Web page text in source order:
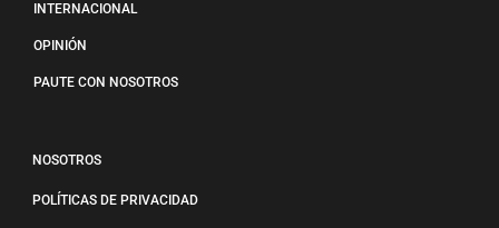
INTERNACIONAL
OPINIÓN
PAUTE CON NOSOTROS
NOSOTROS
POLÍTICAS DE PRIVACIDAD